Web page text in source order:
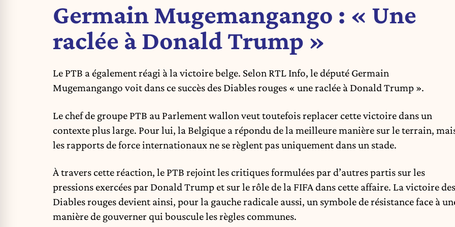
Germain Mugemangango : « Une
raclée à Donald Trump »
Le PTB a également réagi à la victoire belge. Selon RTL Info, le député Germain
Mugemangango voit dans ce succès des Diables rouges « une raclée à Donald Trump ».
Le chef de groupe PTB au Parlement wallon veut toutefois replacer cette victoire dans un
contexte plus large. Pour lui, la Belgique a répondu de la meilleure manière sur le terrain,
les rapports de force internationaux ne se règlent pas uniquement dans un stade.
À travers cette réaction, le PTB rejoint les critiques formulées par d’autres partis sur les
pressions exercées par Donald Trump et sur le rôle de la FIFA dans cette affaire. La victoire des
Diables rouges devient ainsi, pour la gauche radicale aussi, un symbole de résistance face à
manière de gouverner qui bouscule les règles communes.